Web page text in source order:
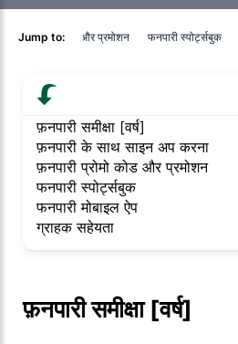
Jump to:
फ़नपारी प्रोमो कोड और प्रमोशन फनपारी स्पोर्ट्सबुक
फ़नपारी समीक्षा [वर्ष]
फ़नपारी के साथ साइन अप करना
फ़नपारी प्रोमो कोड और प्रमोशन
फनपारी स्पोर्ट्सबुक
फनपारी मोबाइल ऐप
ग्राहक सहेयता
फ़नपारी समीक्षा [वर्ष]